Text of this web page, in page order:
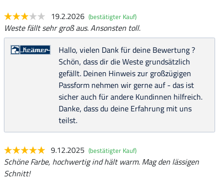
19.2.2026 (bestätigter Kauf)
Weste fällt sehr groß aus. Ansonsten toll.
Hallo, vielen Dank für deine Bewertung ?
Schön, dass dir die Weste grundsätzlich
gefällt. Deinen Hinweis zur großzügigen
Passform nehmen wir gerne auf - das ist
sicher auch für andere Kundinnen hilfreich.
Danke, dass du deine Erfahrung mit uns
teilst.
9.12.2025 (bestätigter Kauf)
Schöne Farbe, hochwertig ind hält warm. Mag den lässigen
Schnitt!